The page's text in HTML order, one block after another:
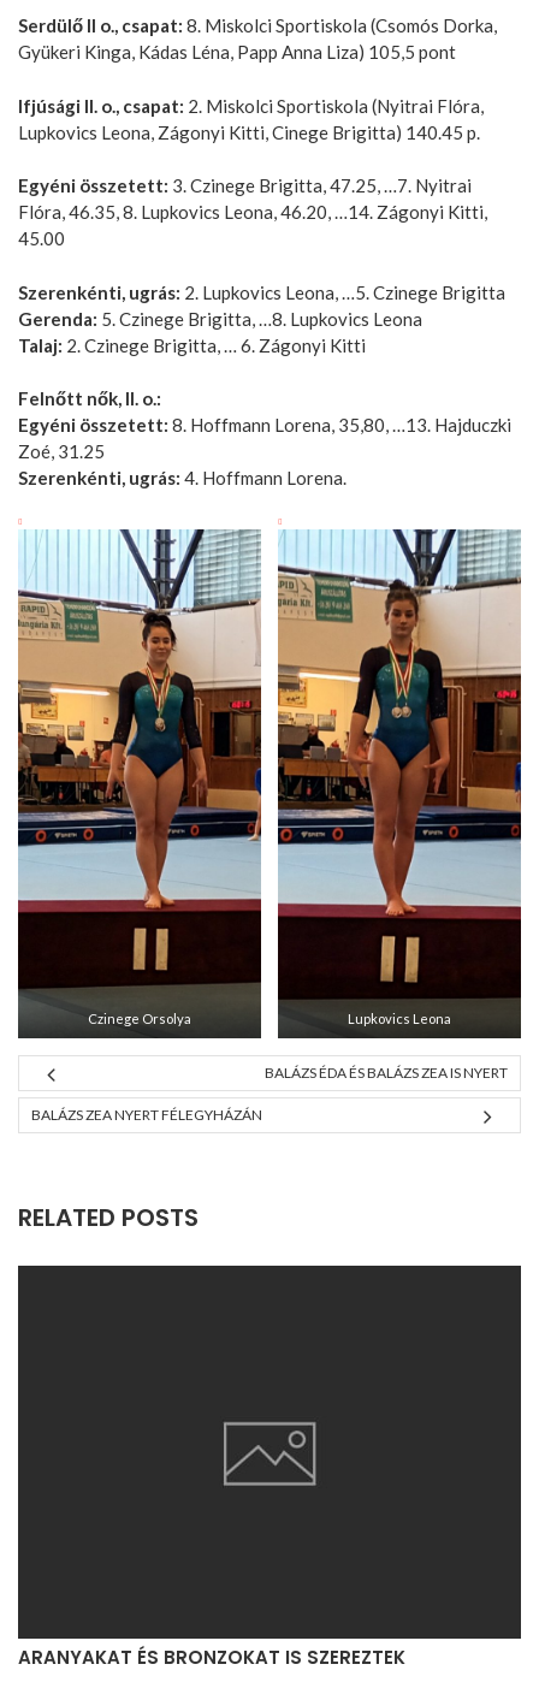
Serdülő II o., csapat: 8. Miskolci Sportiskola (Csomós Dorka,
Gyükeri Kinga, Kádas Léna, Papp Anna Liza) 105,5 pont
Ifjúsági II. o., csapat: 2. Miskolci Sportiskola (Nyitrai Flóra,
Lupkovics Leona, Zágonyi Kitti, Cinege Brigitta) 140.45 p.
Egyéni összetett: 3. Czinege Brigitta, 47.25, …7. Nyitrai
Flóra, 46.35, 8. Lupkovics Leona, 46.20, …14. Zágonyi Kitti,
45.00
Szerenkénti, ugrás: 2. Lupkovics Leona, …5. Czinege Brigitta
Gerenda: 5. Czinege Brigitta, …8. Lupkovics Leona
Talaj: 2. Czinege Brigitta, … 6. Zágonyi Kitti
Felnőtt nők, II. o.:
Egyéni összetett: 8. Hoffmann Lorena, 35,80, …13. Hajduczki
Zoé, 31.25
Szerenkénti, ugrás: 4. Hoffmann Lorena.
Czinege Orsolya Lupkovics Leona
BALÁZS ÉDA ÉS BALÁZS ZEA IS NYERT
BALÁZS ZEA NYERT FÉLEGYHÁZÁN
RELATED POSTS
ARANYAKAT ÉS BRONZOKAT IS SZEREZTEK